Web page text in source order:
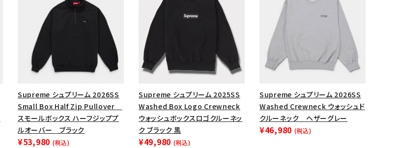
絞り込んで検索する
Supreme シュプリーム 2026SS
Small Box Half Zip Pullover
スモールボックス ハーフジッププ
ルオーバー ブラック
¥53,980 (税込)
Supreme シュプリーム 2025SS
Washed Box Logo Crewneck
ウォッシュボックスロゴクルーネッ
ク ブラック 黒
¥49,980 (税込)
Supreme シュプリーム 2026SS
Washed Crewneck ウォッシュド
クルーネック ヘザーグレー
¥46,980 (税込)